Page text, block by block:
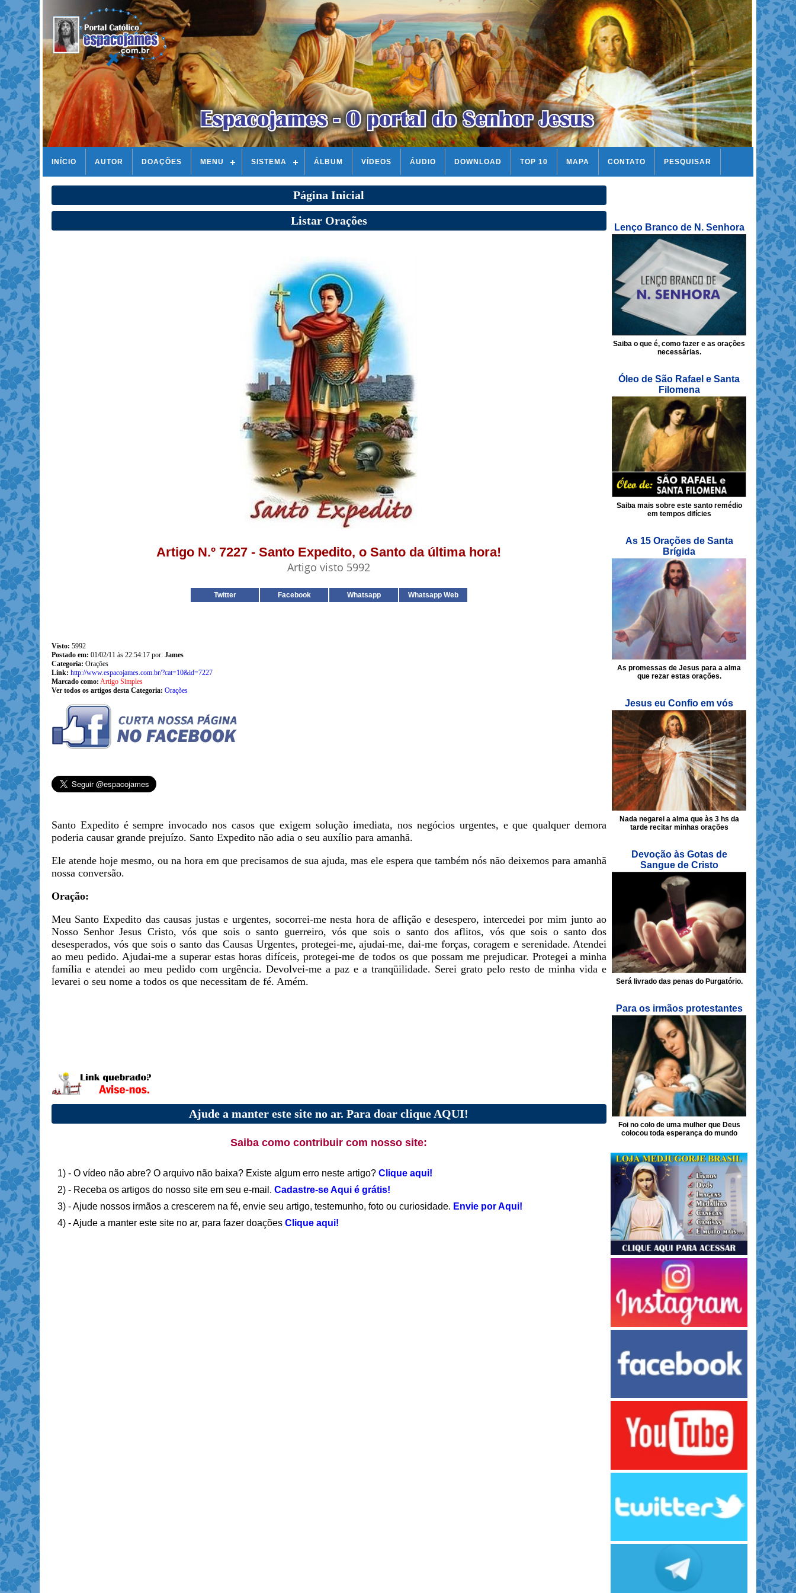
INÍCIO AUTOR DOAÇÕES MENU SISTEMA ÁLBUM VÍDEOS ÁUDIO DOWNLOAD TOP 10 MAPA CONTATO PESQUISAR
Página Inicial
Listar Orações
Artigo N.º 7227 - Santo Expedito, o Santo da última hora!
Artigo visto 5992
Twitter Facebook Whatsapp Whatsapp Web
Visto: 5992
Postado em: 01/02/11 às 22:54:17 por: James
Categoria: Orações
Link: http://www.espacojames.com.br/?cat=10&id=7227
Marcado como: Artigo Simples
Ver todos os artigos desta Categoria: Orações
Santo Expedito é sempre invocado nos casos que exigem solução imediata, nos negócios urgentes, e que qualquer demora
poderia causar grande prejuízo. Santo Expedito não adia o seu auxílio para amanhã.
Ele atende hoje mesmo, ou na hora em que precisamos de sua ajuda, mas ele espera que também nós não deixemos para amanhã
nossa conversão.
Oração:
Meu Santo Expedito das causas justas e urgentes, socorrei-me nesta hora de aflição e desespero, intercedei por mim junto ao
Nosso Senhor Jesus Cristo, vós que sois o santo guerreiro, vós que sois o santo dos aflitos, vós que sois o santo dos
desesperados, vós que sois o santo das Causas Urgentes, protegei-me, ajudai-me, dai-me forças, coragem e serenidade. Atendei
ao meu pedido. Ajudai-me a superar estas horas difíceis, protegei-me de todos os que possam me prejudicar. Protegei a minha
família e atendei ao meu pedido com urgência. Devolvei-me a paz e a tranqüilidade. Serei grato pelo resto de minha vida e
levarei o seu nome a todos os que necessitam de fé. Amém.
Ajude a manter este site no ar. Para doar clique AQUI!
Saiba como contribuir com nosso site:
1) - O vídeo não abre? O arquivo não baixa? Existe algum erro neste artigo? Clique aqui!
2) - Receba os artigos do nosso site em seu e-mail. Cadastre-se Aqui é grátis!
3) - Ajude nossos irmãos a crescerem na fé, envie seu artigo, testemunho, foto ou curiosidade. Envie por Aqui!
4) - Ajude a manter este site no ar, para fazer doações Clique aqui!
Lenço Branco de N. Senhora
Saiba o que é, como fazer e as orações
necessárias.
Óleo de São Rafael e Santa
Filomena
Saiba mais sobre este santo remédio
em tempos difícies
As 15 Orações de Santa
Brígida
As promessas de Jesus para a alma
que rezar estas orações.
Jesus eu Confio em vós
Nada negarei a alma que às 3 hs da
tarde recitar minhas orações
Devoção às Gotas de
Sangue de Cristo
Será livrado das penas do Purgatório.
Para os irmãos protestantes
Foi no colo de uma mulher que Deus
colocou toda esperança do mundo